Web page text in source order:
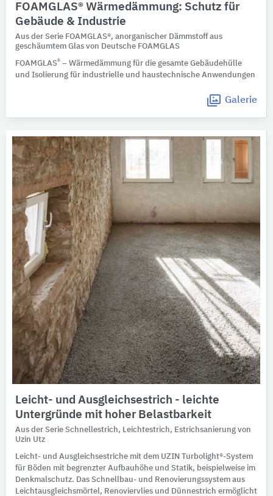
FOAMGLAS® Wärmedämmung: Schutz für
Gebäude & Industrie
Aus der Serie FOAMGLAS®, anorganischer Dämmstoff aus
geschäumtem Glas von Deutsche FOAMGLAS
FOAMGLAS® – Wärmedämmung für die gesamte Gebäudehülle
und Isolierung für industrielle und haustechnische Anwendungen
Galerie
Leicht- und Ausgleichsestrich - leichte
Untergründe mit hoher Belastbarkeit
Aus der Serie Schnellestrich, Leichtestrich, Estrichsanierung von
Uzin Utz
Leicht- und Ausgleichsestriche mit dem UZIN Turbolight®-System
für Böden mit begrenzter Aufbauhöhe und Statik, beispielweise im
Denkmalschutz. Das Schnellbau- und Renovierungssystem aus
Leichtausgleichsmörtel, Renoviervlies und Dünnestrich ermöglicht